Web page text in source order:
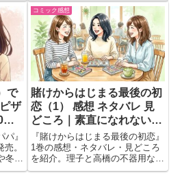
約前に見どころや読む価値を紹
介。
で
ザ
月
』
。
の
おい
コミック感想
賭けからはじまる最後の初
恋（1） 感想 ネタバレ 見
どころ｜素直になれない二
人が少しずつ距離を縮める
恋物語
『賭けからはじまる最後の初恋』
1巻の感想・ネタバレ・見どころ
を紹介。理子と高橋の不器用な恋
模様や前作とのつながり、続きが